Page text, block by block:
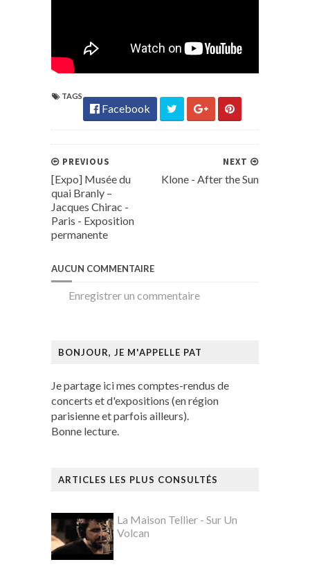
TAGS
Facebook
NEXT
Klone - After the Sun
PREVIOUS
[Expo] Musée du
quai Branly –
Jacques Chirac -
Paris - Exposition
permanente
AUCUN COMMENTAIRE
Enregistrer un commentaire
BONJOUR, JE M'APPELLE PAT
Je partage ici mes comptes-rendus de
concerts et d'expositions (en région
parisienne et parfois ailleurs).
Bonne lecture.
ARTICLES LES PLUS CONSULTÉS
La Maison Tellier - Sur Un
Volcan